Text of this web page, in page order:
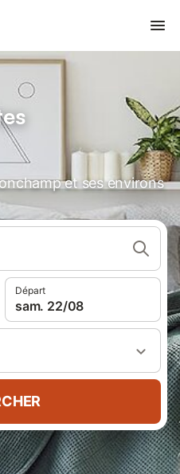
et ses environs
Départ
sam. 22/08